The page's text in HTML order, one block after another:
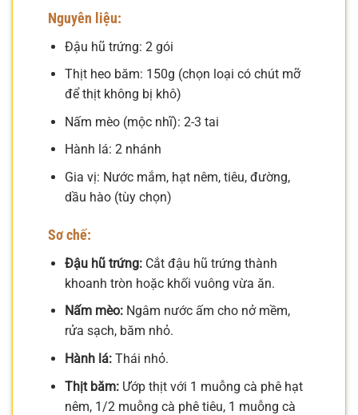
Nguyên liệu:
Đậu hũ trứng: 2 gói
Thịt heo băm: 150g (chọn loại có chút mỡ
để thịt không bị khô)
Nấm mèo (mộc nhĩ): 2-3 tai
Hành lá: 2 nhánh
Gia vị: Nước mắm, hạt nêm, tiêu, đường,
dầu hào (tùy chọn)
Sơ chế:
Đậu hũ trứng:Cắt đậu hũ trứng thành
khoanh tròn hoặc khối vuông vừa ăn.
Nấm mèo:Ngâm nước ấm cho nở mềm,
rửa sạch, băm nhỏ.
Hành lá:Thái nhỏ.
Thịt băm:Ướp thịt với 1 muỗng cà phê hạt
nêm, 1/2 muỗng cà phê tiêu, 1 muỗng cà